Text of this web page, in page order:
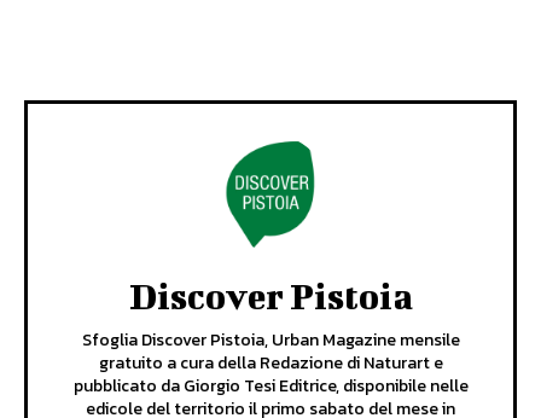
Discover Pistoia
Sfoglia Discover Pistoia, Urban Magazine mensile
gratuito a cura della Redazione di Naturart e
pubblicato da Giorgio Tesi Editrice, disponibile nelle
edicole del territorio il primo sabato del mese in